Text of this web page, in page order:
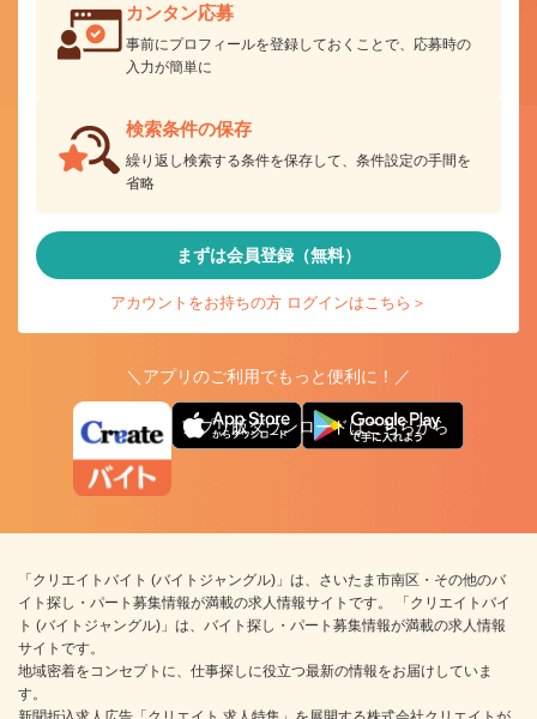
カンタン応募
事前にプロフィールを登録しておくことで、応募時の
入力が簡単に
検索条件の保存
繰り返し検索する条件を保存して、条件設定の手間を
省略
まずは会員登録（無料）
アカウントをお持ちの方 ログインはこちら＞
＼アプリのご利用でもっと便利に！／
アプリ版ダウンロードはこちらから
「クリエイトバイト (バイトジャングル)」は、さいたま市南区・その他のバ
イト探し・パート募集情報が満載の求人情報サイトです。 「クリエイトバイ
ト (バイトジャングル)」は、バイト探し・パート募集情報が満載の求人情報
サイトです。
地域密着をコンセプトに、仕事探しに役立つ最新の情報をお届けしていま
す。